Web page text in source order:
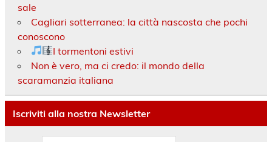
sale
Cagliari sotterranea: la città nascosta che pochi
conoscono
I tormentoni estivi
Non è vero, ma ci credo: il mondo della
scaramanzia italiana
Iscriviti alla nostra Newsletter